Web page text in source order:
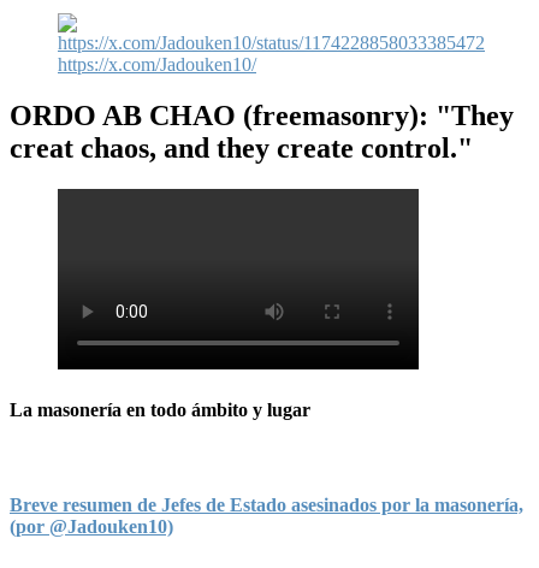
https://x.com/Jadouken10/
ORDO AB CHAO (freemasonry): "They
creat chaos, and they create control."
La masonería en todo ámbito y lugar
Breve resumen de Jefes de Estado asesinados por la masonería,
(por @Jadouken10)